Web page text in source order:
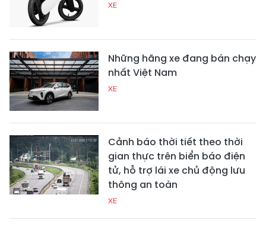
XE
Những hãng xe đang bán chạy
nhất Việt Nam
XE
Cảnh báo thời tiết theo thời
gian thực trên biển báo điện
tử, hỗ trợ lái xe chủ động lưu
thông an toàn
XE